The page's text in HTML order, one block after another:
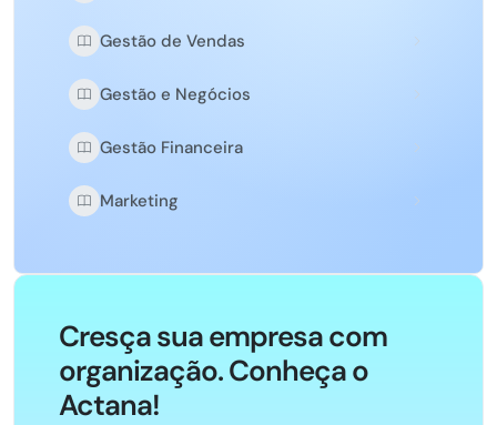
Gestão de Vendas
Gestão e Negócios
Gestão Financeira
Marketing
Cresça sua empresa com
organização. Conheça o
Actana!